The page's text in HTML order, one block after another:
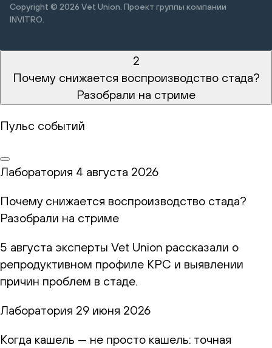
Copyright © 2026 Vet Union. Проект группы компании
INVITRO.
2
Почему снижается воспроизводство стада?
Разобрали на стриме
Пульс событий
Лаборатория 4 августа 2026
Почему снижается воспроизводство стада?
Разобрали на стриме
5 августа эксперты Vet Union рассказали о
репродуктивном профиле КРС и выявлении
причин проблем в стаде.
Лаборатория 29 июня 2026
Когда кашель — не просто кашель: точная